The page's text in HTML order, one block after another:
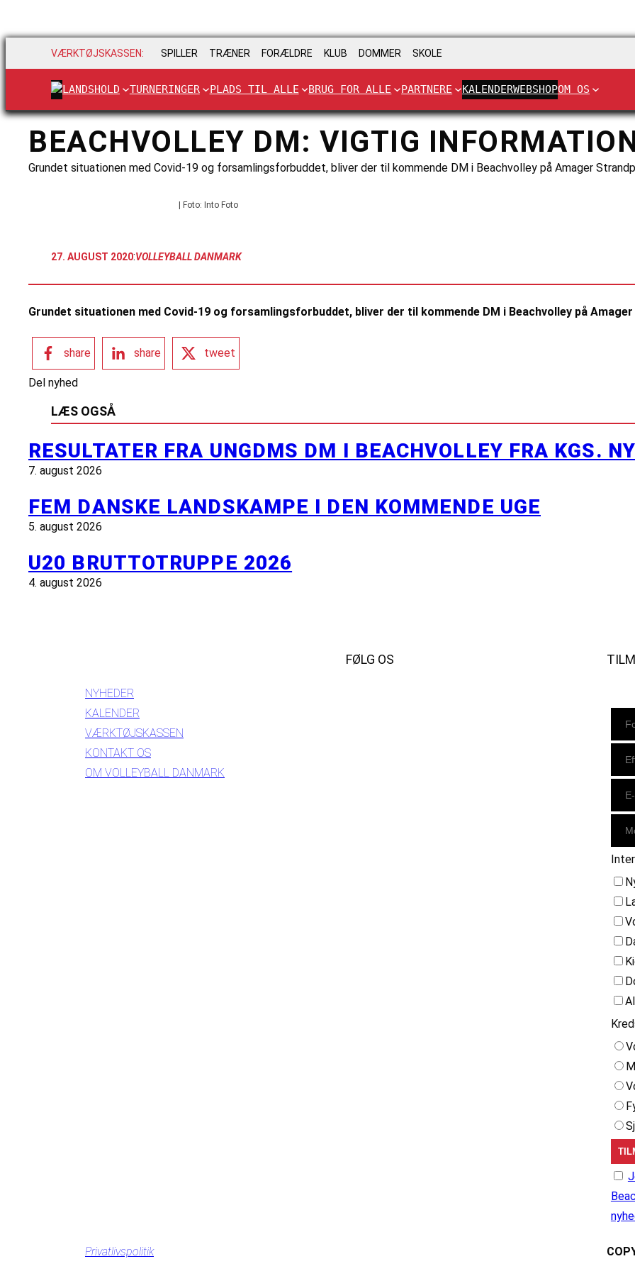
VÆRKTØJSKASSEN: SPILLER TRÆNER FORÆLDRE KLUB DOMMER SKOLE
LANDSHOLD TURNERINGER PLADS TIL ALLE BRUG FOR ALLE PARTNERE KALENDERWEBSHOPOM OS
BEACHVOLLEY DM: VIGTIG
Grundet situationen med Covid-19 og forsamlingsforbuddet, bliver der til kommende DM i Beachvolley på Amager
| Foto: Into Foto
27. AUGUST 2020:VOLLEYBALL DANMARK
Grundet situationen med Covid-19 og forsamlingsforbuddet, bliver der til kommende DM i Beachvolley på
share share tweet
Del nyhed
LÆS OGSÅ
RESULTATER FRA UNGDMS DM I BEACHVOLLEY FRA KGS.
7. august 2026
FEM DANSKE LANDSKAMPE I DEN KOMMENDE UGE
5. august 2026
U20 BRUTTOTRUPPE 2026
4. august 2026
NYHEDER
KALENDER
VÆRKTØJSKASSEN
KONTAKT OS
OM VOLLEYBALL DANMARK
FØLG OS
Privatlivspolitik